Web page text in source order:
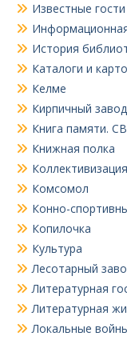
Известные
История
Каталоги и
Келме
Кирпичный завод
Книга памяти.
Книжная полка
Комсомол
Конно-
Копилочка
Культура
Лесотарный
Литературная
Литературная
Локальные